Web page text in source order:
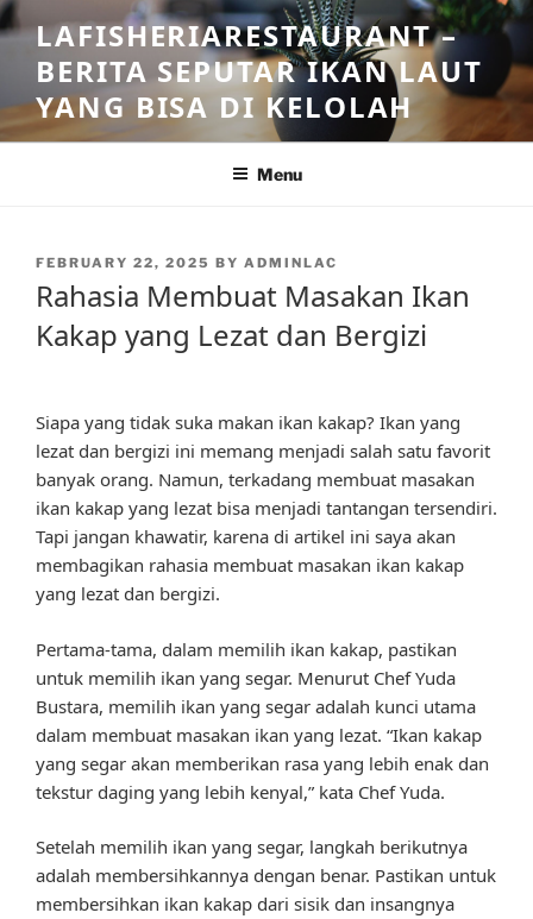
Skip
to
content
LAFISHERIARESTAURANT –
BERITA SEPUTAR IKAN LAUT
YANG BISA DI KELOLAH
Menu
POSTED
FEBRUARY 22, 2025 BY ADMINLAC
Rahasia Membuat Masakan Ikan
Kakap yang Lezat dan Bergizi
Siapa yang tidak suka makan ikan kakap? Ikan yang
lezat dan bergizi ini memang menjadi salah satu favorit
banyak orang. Namun, terkadang membuat masakan
ikan kakap yang lezat bisa menjadi tantangan tersendiri.
Tapi jangan khawatir, karena di artikel ini saya akan
membagikan rahasia membuat masakan ikan kakap
yang lezat dan bergizi.
Pertama-tama, dalam memilih ikan kakap, pastikan
untuk memilih ikan yang segar. Menurut Chef Yuda
Bustara, memilih ikan yang segar adalah kunci utama
dalam membuat masakan ikan yang lezat. “Ikan kakap
yang segar akan memberikan rasa yang lebih enak dan
tekstur daging yang lebih kenyal,” kata Chef Yuda.
Setelah memilih ikan yang segar, langkah berikutnya
adalah membersihkannya dengan benar. Pastikan untuk
membersihkan ikan kakap dari sisik dan insangnya